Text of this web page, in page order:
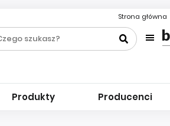
Strona główna
Produkty Producenci